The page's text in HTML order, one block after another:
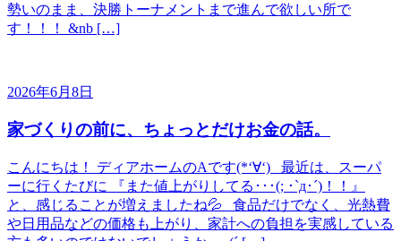
勢いのまま、決勝トーナメントまで進んで欲しい所で
す！！！ &nb […]
2026年6月8日
家づくりの前に、ちょっとだけお金の話。
こんにちは！ ディアホームのAです(*‘∀‘) 最近は、スーパ
ーに行くたびに 『また値上がりしてる･･･(; ･`д･´)！！』
と、感じることが増えましたね💦 食品だけでなく、光熱費
や日用品などの価格も上がり、家計への負担を実感している